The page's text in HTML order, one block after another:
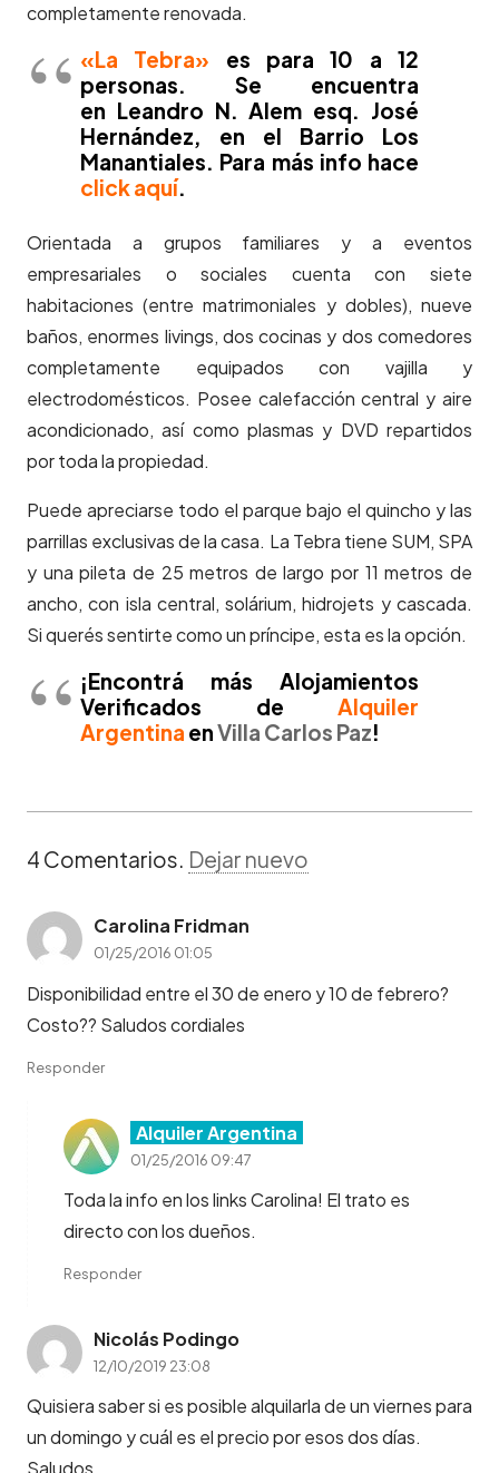
completamente renovada.
«La Tebra» es para 10 a 12
personas. Se encuentra
en Leandro N. Alem esq. José
Hernández, en el Barrio Los
Manantiales. Para más info hace
click aquí.
Orientada a grupos familiares y a eventos
empresariales o sociales cuenta con siete
habitaciones (entre matrimoniales y dobles), nueve
baños, enormes livings, dos cocinas y dos comedores
completamente equipados con vajilla y
electrodomésticos. Posee calefacción central y aire
acondicionado, así como plasmas y DVD repartidos
por toda la propiedad.
Puede apreciarse todo el parque bajo el quincho y las
parrillas exclusivas de la casa. La Tebra tiene SUM, SPA
y una pileta de 25 metros de largo por 11 metros de
ancho, con isla central, solárium, hidrojets y cascada.
Si querés sentirte como un príncipe, esta es la opción.
¡Encontrá más Alojamientos
Verificados de Alquiler
Argentina enVilla Carlos Paz!
4 Comentarios. Dejar nuevo
Carolina Fridman
01/25/2016 01:05
Disponibilidad entre el 30 de enero y 10 de febrero?
Costo?? Saludos cordiales
Responder
Alquiler Argentina
01/25/2016 09:47
Toda la info en los links Carolina! El trato es
directo con los dueños.
Responder
Nicolás Podingo
12/10/2019 23:08
Quisiera saber si es posible alquilarla de un viernes para
un domingo y cuál es el precio por esos dos días.